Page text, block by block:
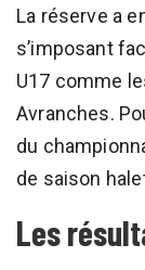
La réserve a
s’imposant
U17 comme
Avranches.
du
de saison
Les